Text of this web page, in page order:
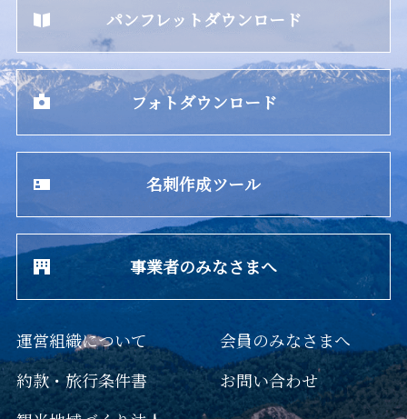
パンフレットダウンロード
フォトダウンロード
名刺作成ツール
事業者のみなさまへ
運営組織について
約款・旅行条件書
会員のみなさまへ
お問い合わせ